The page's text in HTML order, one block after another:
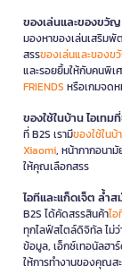
ของเล่นและของขวั
มองหาของเล่นเสริม
สรรของเล่นและของข
และรอยยิ้มให้กับคนพิเ
FRIENDS หรือเกมจด
ของใช้ในบ้าน ไอเท
ที่ B2S เรามีของใช้ในบ้
Xiaomi, หน้ากากอนา
ให้คุณเลือกสรร
ไอทีและแก็ดเจ็ต ล้ำ
B2S ได้คัดสรรสินค้าไ
ทุกไลฟ์สไตล์ดิจิทัล ไม่ว่
ข้อมูล, เอ็กซ์เทอนัลฮา
ให้การทำงานของคุณส